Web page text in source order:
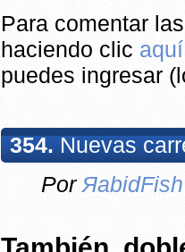
Para comentar
haciendo clic aquí
puedes ingresar
354. Nuevas
PorЯabidFish